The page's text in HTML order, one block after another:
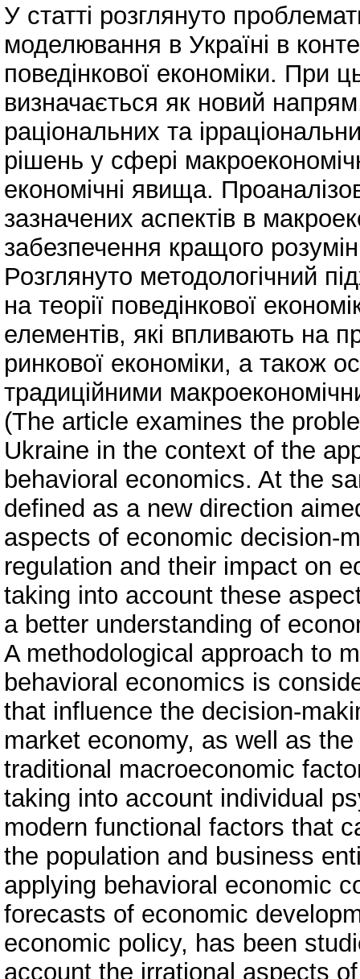
У статті розглянуто
моделювання в Україні в
поведінкової економіки. При
визначається як новий
раціональних та
рішень у сфері
економічні явища.
зазначених аспектів в
забезпечення кращого
Розглянуто методологічний
на теорії поведінкової
елементів, які впливають на
ринкової економіки, а також
традиційними
(The article examines the
Ukraine in the context of the
behavioral economics. At the
defined as a new direction
aspects of economic decision-
regulation and their impact on
taking into account these
a better understanding of
A methodological approach to
behavioral economics is
that influence the decision-
market economy, as well as
traditional macroeconomic
taking into account individual
modern functional factors that
the population and business
applying behavioral economic
forecasts of economic
economic policy, has been
account the irrational aspects